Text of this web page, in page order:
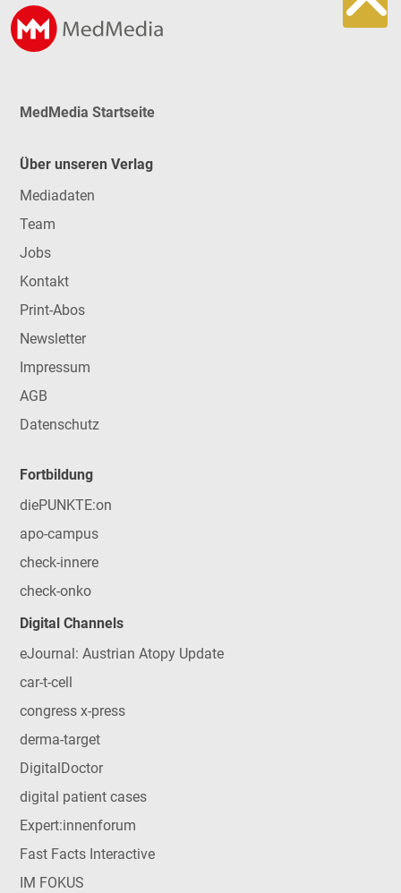
MedMedia Startseite
Über unseren Verlag
Mediadaten
Team
Jobs
Kontakt
Print-Abos
Newsletter
Impressum
AGB
Datenschutz
Fortbildung
diePUNKTE:on
apo-campus
check-innere
check-onko
Digital Channels
eJournal: Austrian Atopy Update
car-t-cell
congress x-press
derma-target
DigitalDoctor
digital patient cases
Expert:innenforum
Fast Facts Interactive
IM FOKUS